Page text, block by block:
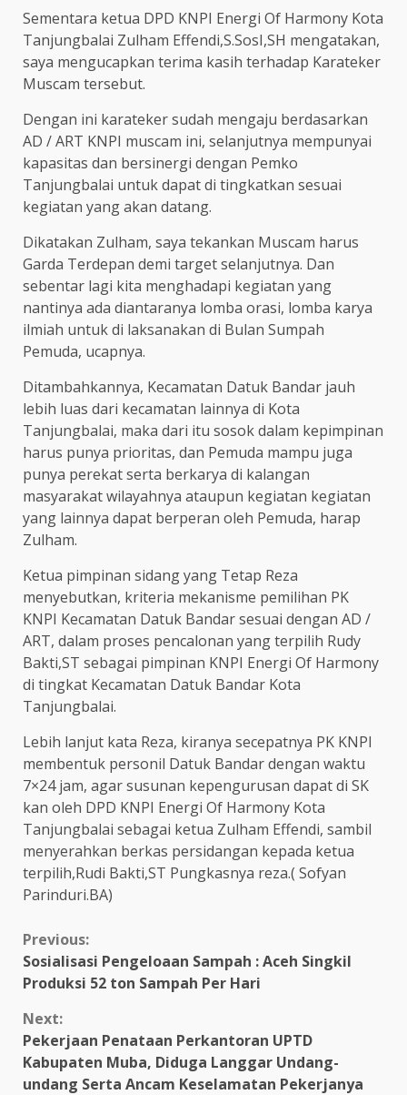
Sementara ketua DPD KNPI Energi Of Harmony Kota
Tanjungbalai Zulham Effendi,S.SosI,SH mengatakan,
saya mengucapkan terima kasih terhadap Karateker
Muscam tersebut.
Dengan ini karateker sudah mengaju berdasarkan
AD / ART KNPI muscam ini, selanjutnya mempunyai
kapasitas dan bersinergi dengan Pemko
Tanjungbalai untuk dapat di tingkatkan sesuai
kegiatan yang akan datang.
Dikatakan Zulham, saya tekankan Muscam harus
Garda Terdepan demi target selanjutnya. Dan
sebentar lagi kita menghadapi kegiatan yang
nantinya ada diantaranya lomba orasi, lomba karya
ilmiah untuk di laksanakan di Bulan Sumpah
Pemuda, ucapnya.
Ditambahkannya, Kecamatan Datuk Bandar jauh
lebih luas dari kecamatan lainnya di Kota
Tanjungbalai, maka dari itu sosok dalam kepimpinan
harus punya prioritas, dan Pemuda mampu juga
punya perekat serta berkarya di kalangan
masyarakat wilayahnya ataupun kegiatan kegiatan
yang lainnya dapat berperan oleh Pemuda, harap
Zulham.
Ketua pimpinan sidang yang Tetap Reza
menyebutkan, kriteria mekanisme pemilihan PK
KNPI Kecamatan Datuk Bandar sesuai dengan AD /
ART, dalam proses pencalonan yang terpilih Rudy
Bakti,ST sebagai pimpinan KNPI Energi Of Harmony
di tingkat Kecamatan Datuk Bandar Kota
Tanjungbalai.
Lebih lanjut kata Reza, kiranya secepatnya PK KNPI
membentuk personil Datuk Bandar dengan waktu
7×24 jam, agar susunan kepengurusan dapat di SK
kan oleh DPD KNPI Energi Of Harmony Kota
Tanjungbalai sebagai ketua Zulham Effendi, sambil
menyerahkan berkas persidangan kepada ketua
terpilih,Rudi Bakti,ST Pungkasnya reza.( Sofyan
Parinduri.BA)
Continue
Reading
Previous:
Sosialisasi Pengeloaan Sampah : Aceh Singkil
Produksi 52 ton Sampah Per Hari
Next:
Pekerjaan Penataan Perkantoran UPTD
Kabupaten Muba, Diduga Langgar Undang-
undang Serta Ancam Keselamatan Pekerjanya